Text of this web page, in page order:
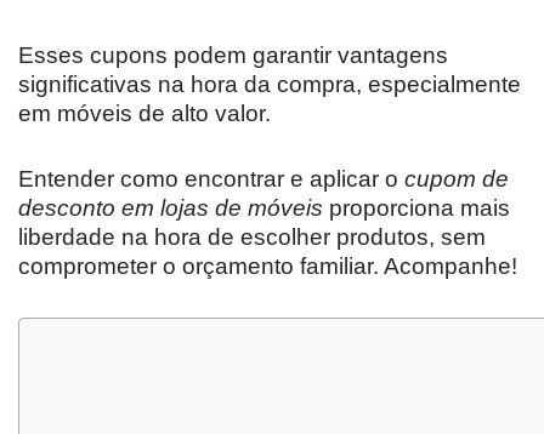
Esses cupons podem garantir vantagens
significativas na hora da compra, especialmente
em móveis de alto valor.
Entender como encontrar e aplicar o cupom de
desconto em lojas de móveis proporciona mais
liberdade na hora de escolher produtos, sem
comprometer o orçamento familiar. Acompanhe!